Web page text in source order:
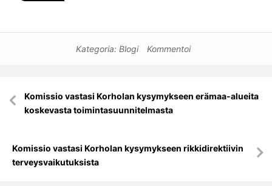
Kategoria: Blogi Kommentoi
selausKomissio vastasi Korholan kysymykseen erämaa-alueita
koskevasta toimintasuunnitelmasta
Komissio vastasi Korholan kysymykseen rikkidirektiivin
terveysvaikutuksista